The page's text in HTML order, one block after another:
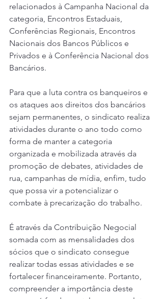
relacionados à Campanha Nacional da
categoria, Encontros Estaduais,
Conferências Regionais, Encontros
Nacionais dos Bancos Públicos e
Privados e à Conferência Nacional dos
Bancários.
Para que a luta contra os banqueiros e
os ataques aos direitos dos bancários
sejam permanentes, o sindicato realiza
atividades durante o ano todo como
forma de manter a categoria
organizada e mobilizada através da
promoção de debates, atividades de
rua, campanhas de mídia, enfim, tudo
que possa vir a potencializar o
combate à precarização do trabalho.
É através da Contribuição Negocial
somada com as mensalidades dos
sócios que o sindicato consegue
realizar todas essas atividades e se
fortalecer financeiramente. Portanto,
compreender a importância deste